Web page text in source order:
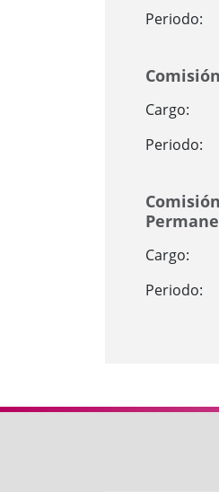
Periodo:
Cargo:
Periodo:
Cargo:
Periodo: